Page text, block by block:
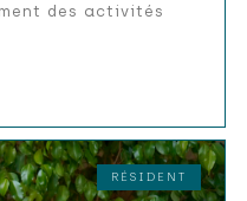
des activités
RÉSIDENT